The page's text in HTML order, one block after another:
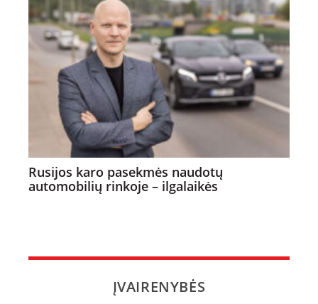
Rusijos karo pasekmės naudotų
automobilių rinkoje – ilgalaikės
ĮVAIRENYBĖS